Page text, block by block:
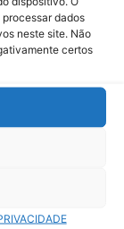
dados
neste site. Não
certos